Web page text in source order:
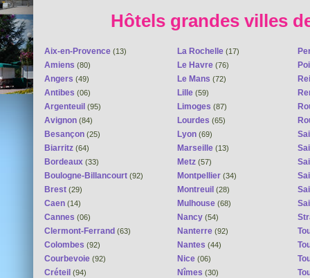
Hôtels grandes villes
Aix-en-Provence (13)
Amiens (80)
Angers (49)
Antibes (06)
Argenteuil (95)
Avignon (84)
Besançon (25)
Biarritz (64)
Bordeaux (33)
Boulogne-Billancourt (92)
Brest (29)
Caen (14)
Cannes (06)
Clermont-Ferrand (63)
Colombes (92)
Courbevoie (92)
Créteil (94)
La Rochelle (17)
Le Havre (76)
Le Mans (72)
Lille (59)
Limoges (87)
Lourdes (65)
Lyon (69)
Marseille (13)
Metz (57)
Montpellier (34)
Montreuil (28)
Mulhouse (68)
Nancy (54)
Nanterre (92)
Nantes (44)
Nice (06)
Nîmes (30)